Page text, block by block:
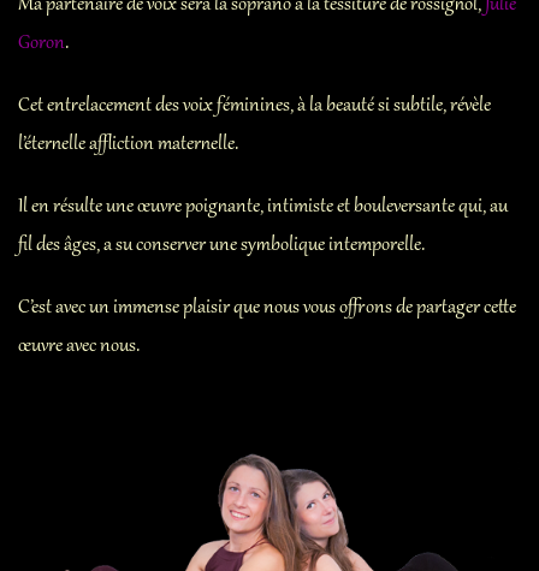
Contact
Liens
Goron.
Cet entrelacement des voix féminines, à la beauté si subtile, révèle
l’éternelle affliction maternelle.
Il en résulte une œuvre poignante, intimiste et bouleversante qui, au
fil des âges, a su conserver une symbolique intemporelle.
C’est avec un immense plaisir que nous vous offrons de partager cette
œuvre avec nous.